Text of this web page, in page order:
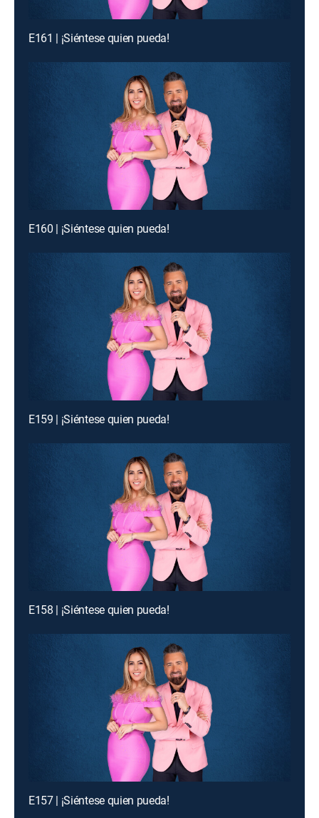
E161 | ¡Siéntese quien pueda!
E160 | ¡Siéntese quien pueda!
E159 | ¡Siéntese quien pueda!
E158 | ¡Siéntese quien pueda!
E157 | ¡Siéntese quien pueda!